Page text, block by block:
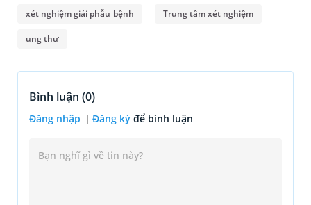
xét nghiệm giải phẫu bệnh Trung tâm xét nghiệm
ung thư
Bình luận (0)
Đăng nhập Đăng ký để bình luận